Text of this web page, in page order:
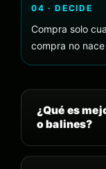
04 · DECIDE
Compra solo
compra no
¿Qué es
o balines?